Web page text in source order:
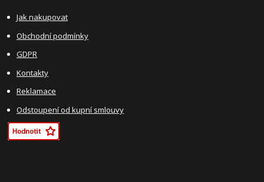
Jak nakupovat
Obchodní podmínky
GDPR
Kontakty
Reklamace
Odstoupení od kupní smlouvy